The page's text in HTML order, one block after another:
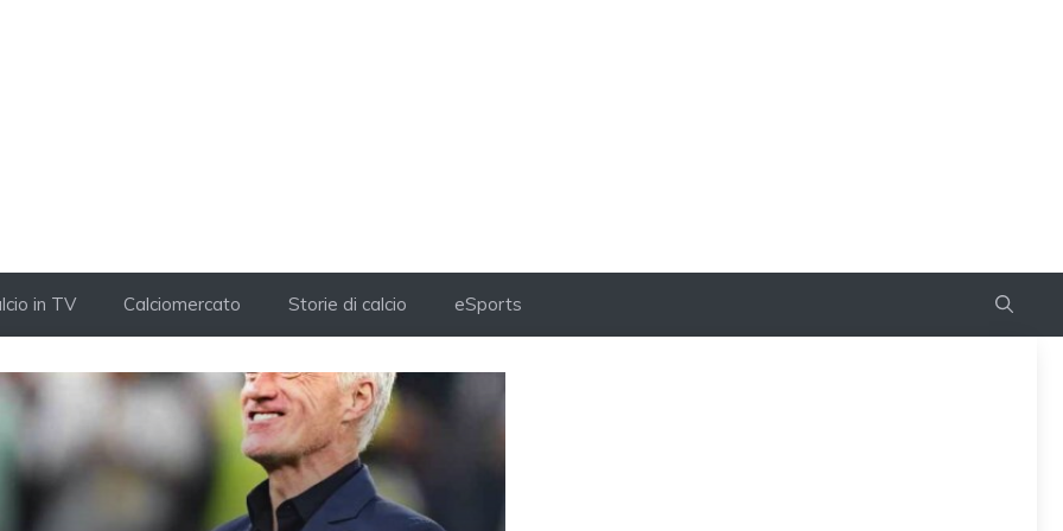
in TV Calciomercato Storie di calcio eSports